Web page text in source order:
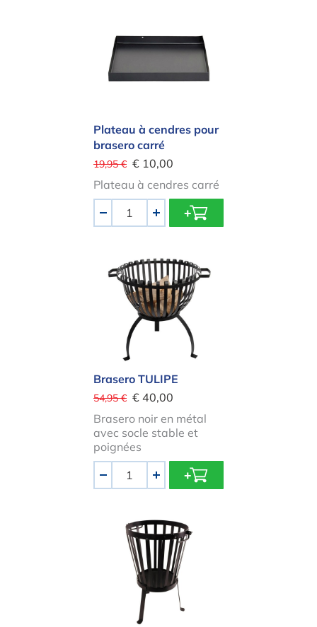
Plateau à cendres pour
brasero carré
19,95 € € 10,00
Plateau à cendres carré
Quantité
+
Brasero TULIPE
Brasero TULIPE
54,95 € € 40,00
Brasero noir en métal
avec socle stable et
poignées
Quantité
+
Brasero RONDE